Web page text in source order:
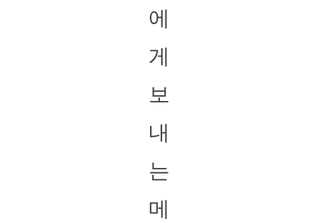
에
게
보
내
는
메